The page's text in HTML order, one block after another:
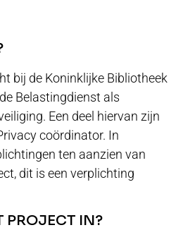
bij de Koninklijke Bibliotheek
Belastingdienst als
Een deel hiervan zijn
coördinator. In
ten aanzien van
dit is een verplichting
PROJECT IN?